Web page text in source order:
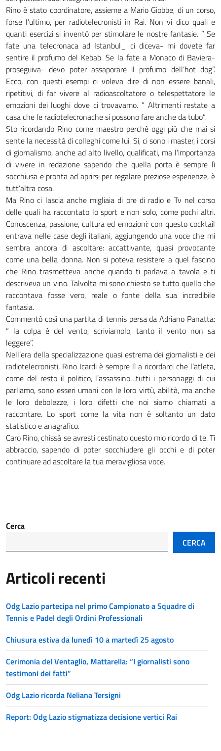
Rino è stato coordinatore, assieme a Mario Giobbe, di un corso,
forse l’ultimo, per radiotelecronisti in Rai. Non vi dico quali e
quanti esercizi si inventò per stimolare le nostre fantasie. ” Se
fate una telecronaca ad Istanbul_ ci diceva- mi dovete far
sentire il profumo del Kebab. Se la fate a Monaco di Baviera-
proseguiva- devo poter assaporare il profumo dell’hot dog”.
Ecco, con questi esempi ci voleva dire di non essere banali,
ripetitivi, di far vivere al radioascoltatore o telespettatore le
emozioni dei luoghi dove ci trovavamo. ” Altrimenti restate a
casa che le radiotelecronache si possono fare anche da tubo”.
Sto ricordando Rino come maestro perché oggi più che mai si
sente la necessità di colleghi come lui. Si, ci sono i master, i corsi
di giornalismo, anche ad alto livello, qualificati, ma l’importanza
di vivere in redazione sapendo che quella porta è sempre lì
socchiusa e pronta ad aprirsi per regalare preziose esperienze, è
tutt’altra cosa.
Ma Rino ci lascia anche migliaia di ore di radio e Tv nel corso
delle quali ha raccontato lo sport e non solo, come pochi altri.
Conoscenza, passione, cultura ed emozioni: con questo cocktail
entrava nelle case degli italiani, aggiungendo una voce che mi
sembra ancora di ascoltare: accattivante, quasi provocante
come una bella donna. Non si poteva resistere a quel fascino
che Rino trasmetteva anche quando ti parlava a tavola e ti
descriveva un vino. Talvolta mi sono chiesto se tutto quello che
raccontava fosse vero, reale o fonte della sua incredibile
fantasia.
Commentò così una partita di tennis persa da Adriano Panatta:
” la colpa è del vento, scriviamolo, tanto il vento non sa
leggere”.
Nell’era della specializzazione quasi estrema dei giornalisti e dei
radiotelecronisti, Rino Icardi è sempre lì a ricordarci che l’atleta,
come del resto il politico, l’assassino…tutti i personaggi di cui
parliamo, sono esseri umani con le loro virtù, abilità, ma anche
le loro debolezze, i loro difetti che noi siamo chiamati a
raccontare. Lo sport come la vita non è soltanto un dato
statistico e anagrafico.
Caro Rino, chissà se avresti cestinato questo mio ricordo di te. Ti
abbraccio, sapendo di poter socchiudere gli occhi e di poter
continuare ad ascoltare la tua meravigliosa voce.
Cerca
CERCA
Articoli recenti
Odg Lazio partecipa nel primo Campionato a Squadre di
Tennis e Padel degli Ordini Professionali
Chiusura estiva da lunedì 10 a martedì 25 agosto
Cerimonia del Ventaglio, Mattarella: “I giornalisti sono
testimoni dei fatti”
Odg Lazio ricorda Neliana Tersigni
Report: Odg Lazio stigmatizza decisione vertici Rai